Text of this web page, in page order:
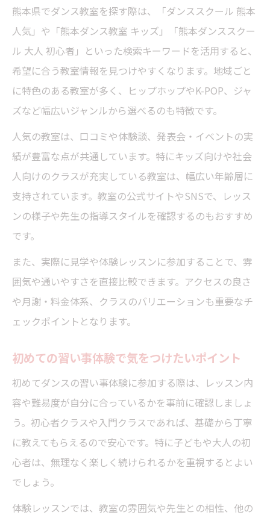
習い事で人気の熊本ダンスレッスン情報
人気の習い事ダンスレッスンの特徴と魅力
習い事で選ばれる熊本のダンスジャンル傾
向
大人やキッズ向け習い事レッスンの違い
社会人におすすめの習い事ダンス教室情報
初心者向け習い事で人気の体験内容とは
大人が楽しめる熊本ダンス習い事の魅力
大人向け習い事ダンスの始め方と楽しみ方
初心者大人向け習い事で学べる基礎レッス
子どもの習い事としてダンスを選ぶ理由
習い事で伸ばせる子どものリズム感や協調
性
キッズ向け習い事で人気のダンス教室特長
子どもが続けやすい習い事のサポート体制
習い事で成長を実感できるイベントや発表
熊本県でダンス教室を探す際は、「ダンススクール 熊本
人気」や「熊本ダンス教室 キッズ」「熊本ダンススクー
ル 大人 初心者」といった検索キーワードを活用すると、
希望に合う教室情報を見つけやすくなります。地域ごと
に特色のある教室が多く、ヒップホップやK-POP、ジャ
ズなど幅広いジャンルから選べるのも特徴です。
人気の教室は、口コミや体験談、発表会・イベントの実
績が豊富な点が共通しています。特にキッズ向けや社会
人向けのクラスが充実している教室は、幅広い年齢層に
支持されています。教室の公式サイトやSNSで、レッス
ンの様子や先生の指導スタイルを確認するのもおすすめ
です。
また、実際に見学や体験レッスンに参加することで、雰
囲気や通いやすさを直接比較できます。アクセスの良さ
や月謝・料金体系、クラスのバリエーションも重要なチ
ェックポイントとなります。
初めての習い事体験で気をつけたいポイント
初めてダンスの習い事体験に参加する際は、レッスン内
容や難易度が自分に合っているかを事前に確認しましょ
う。初心者クラスや入門クラスであれば、基礎から丁寧
に教えてもらえるので安心です。特に子どもや大人の初
心者は、無理なく楽しく続けられるかを重視するとよい
でしょう。
体験レッスンでは、教室の雰囲気や先生との相性、他の